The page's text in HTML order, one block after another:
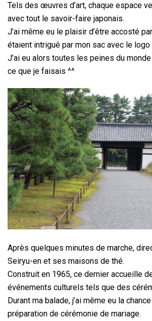
Tels des œuvres d’art, chaque espace
avec tout le savoir-faire japonais.
J’ai même eu le plaisir d’être accosté
étaient intrigué par mon sac avec le logo
J’ai eu alors toutes les peines du
ce que je faisais ^^
Après quelques minutes de marche,
Seiryu-en et ses maisons de thé.
Construit en 1965, ce dernier accueille
événements culturels tels que des
Durant ma balade, j’ai même eu la
préparation de cérémonie de mariage.